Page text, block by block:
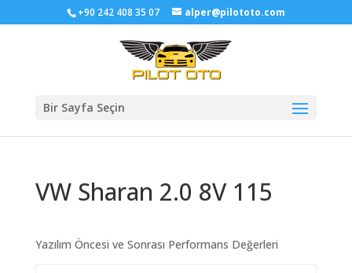
+90 242 408 35 07 alper@pilototo.com
Bir Sayfa Seçin
VW Sharan 2.0 8V 115
Yazılım Öncesi ve Sonrası Performans Değerleri